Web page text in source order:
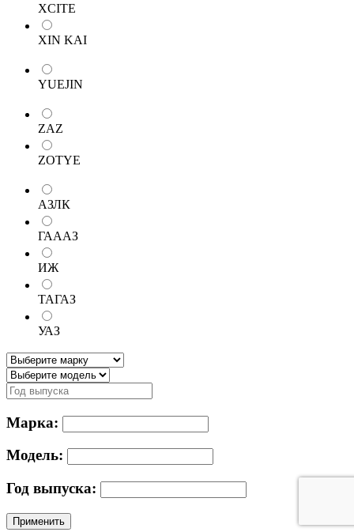
XCITE
XIN KAI
YUEJIN
ZAZ
ZOTYE
АЗЛК
ГАААЗ
ИЖ
ТАГАЗ
УАЗ
Марка:
Модель:
Год выпуска:
Применить